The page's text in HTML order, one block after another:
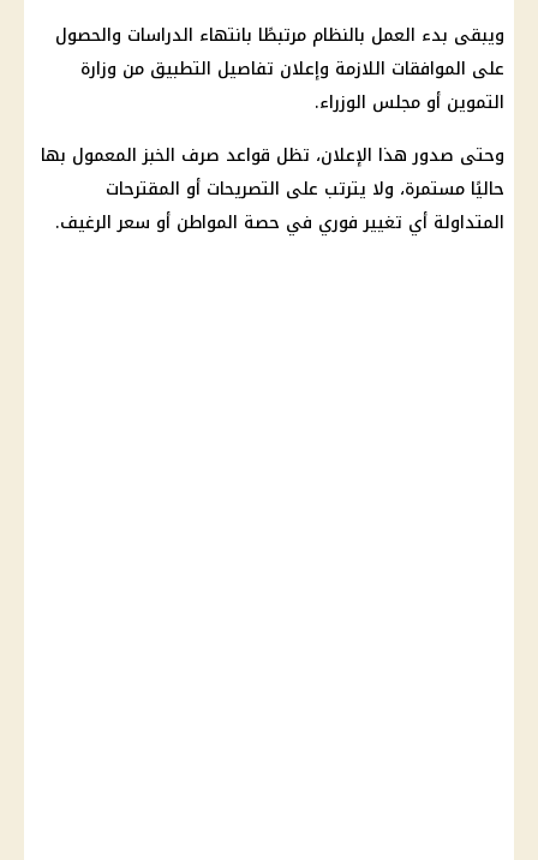
ويبقى بدء العمل بالنظام مرتبطًا بانتهاء الدراسات والحصول
على الموافقات اللازمة وإعلان تفاصيل التطبيق من وزارة
التموين أو مجلس الوزراء.
وحتى صدور هذا الإعلان، تظل قواعد صرف الخبزالمعمول بها
حاليًا مستمرة، ولا يترتب على التصريحات أو المقترحات
المتداولة أي تغيير فوري في حصة المواطن أو سعر الرغيف.